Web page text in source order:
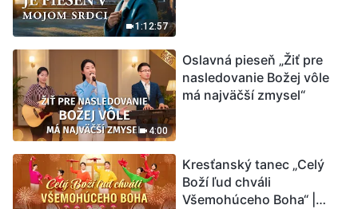
1:12:57
4:00
Oslavná pieseň „Žiť pre
nasledovanie Božej vôle
má najväčší zmysel“
Kresťanský tanec „Celý
Boží ľud chváli
Všemohúceho Boha“ |